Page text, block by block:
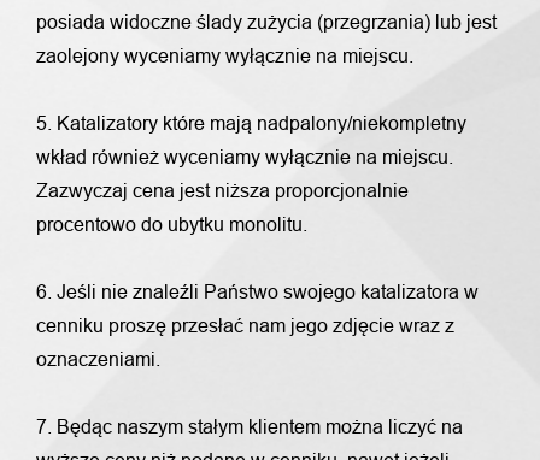
posiada widoczne ślady zużycia (przegrzania) lub jest
zaolejony wyceniamy wyłącznie na miejscu.
5. Katalizatory które mają nadpalony/niekompletny
wkład również wyceniamy wyłącznie na miejscu.
Zazwyczaj cena jest niższa proporcjonalnie
procentowo do ubytku monolitu.
6. Jeśli nie znaleźli Państwo swojego katalizatora w
cenniku proszę przesłać nam jego zdjęcie wraz z
oznaczeniami.
7. Będąc naszym stałym klientem można liczyć na